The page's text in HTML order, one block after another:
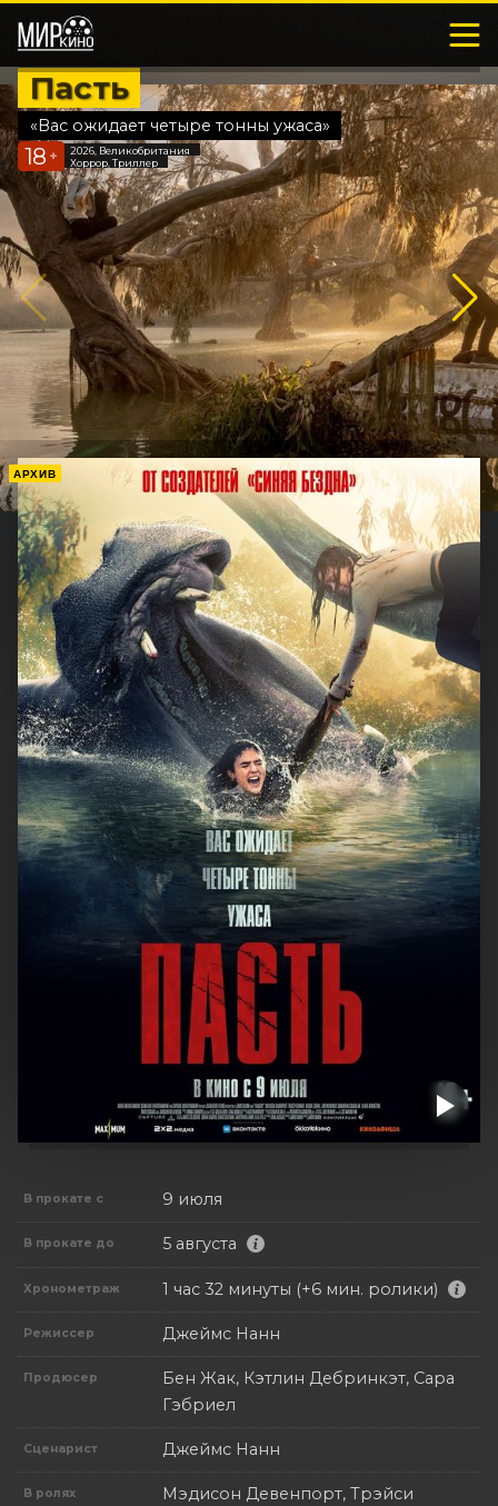
Пасть
«Вас ожидает четыре тонны ужаса»
18 +
2026, Великобритания
Хоррор, Триллер
АРХИВ
В прокате с 9 июля
В прокате до 5 августа
Хронометраж 1 час 32 минуты (+6 мин. ролики)
Режиссер Джеймс Нанн
Продюсер
Бен Жак, Кэтлин Дебринкэт, Сара
Гэбриел
Сценарист Джеймс Нанн
В ролях
Мэдисон Девенпорт, Трэйси